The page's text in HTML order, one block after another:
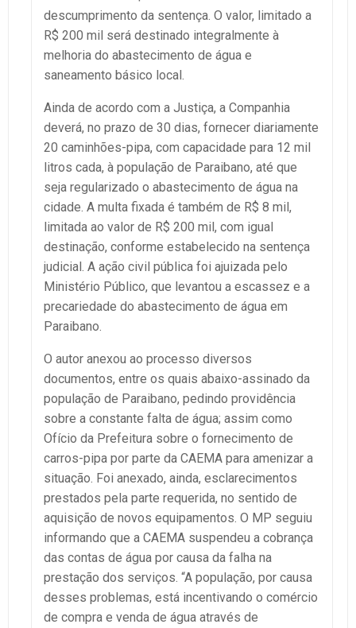
descumprimento da sentença. O valor, limitado a
R$ 200 mil será destinado integralmente à
melhoria do abastecimento de água e
saneamento básico local.
Ainda de acordo com a Justiça, a Companhia
deverá, no prazo de 30 dias, fornecer diariamente
20 caminhões-pipa, com capacidade para 12 mil
litros cada, à população de Paraibano, até que
seja regularizado o abastecimento de água na
cidade. A multa fixada é também de R$ 8 mil,
limitada ao valor de R$ 200 mil, com igual
destinação, conforme estabelecido na sentença
judicial. A ação civil pública foi ajuizada pelo
Ministério Público, que levantou a escassez e a
precariedade do abastecimento de água em
Paraibano.
O autor anexou ao processo diversos
documentos, entre os quais abaixo-assinado da
população de Paraibano, pedindo providência
sobre a constante falta de água; assim como
Ofício da Prefeitura sobre o fornecimento de
carros-pipa por parte da CAEMA para amenizar a
situação. Foi anexado, ainda, esclarecimentos
prestados pela parte requerida, no sentido de
aquisição de novos equipamentos. O MP seguiu
informando que a CAEMA suspendeu a cobrança
das contas de água por causa da falha na
prestação dos serviços. “A população, por causa
desses problemas, está incentivando o comércio
de compra e venda de água através de